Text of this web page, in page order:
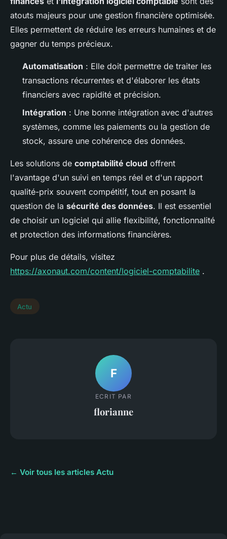
atouts majeurs pour une gestion financière optimisée.
Elles permettent de réduire les erreurs humaines et de
gagner du temps précieux.
Automatisation : Elle doit permettre de traiter les
transactions récurrentes et d'élaborer les états
financiers avec rapidité et précision.
Intégration : Une bonne intégration avec d'autres
systèmes, comme les paiements ou la gestion de
stock, assure une cohérence des données.
Les solutions de comptabilité cloud offrent
l'avantage d'un suivi en temps réel et d'un rapport
qualité-prix souvent compétitif, tout en posant la
question de la sécurité des données. Il est essentiel
de choisir un logiciel qui allie flexibilité, fonctionnalité
et protection des informations financières.
Pour plus de détails, visitez
https://axonaut.com/content/logiciel-comptabilite .
Actu
F
ECRIT PAR
florianne
← Voir tous les articles Actu